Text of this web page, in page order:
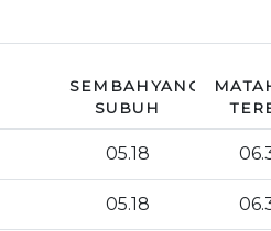
SEMBAHYANG
SUBUH
05.18
05.18